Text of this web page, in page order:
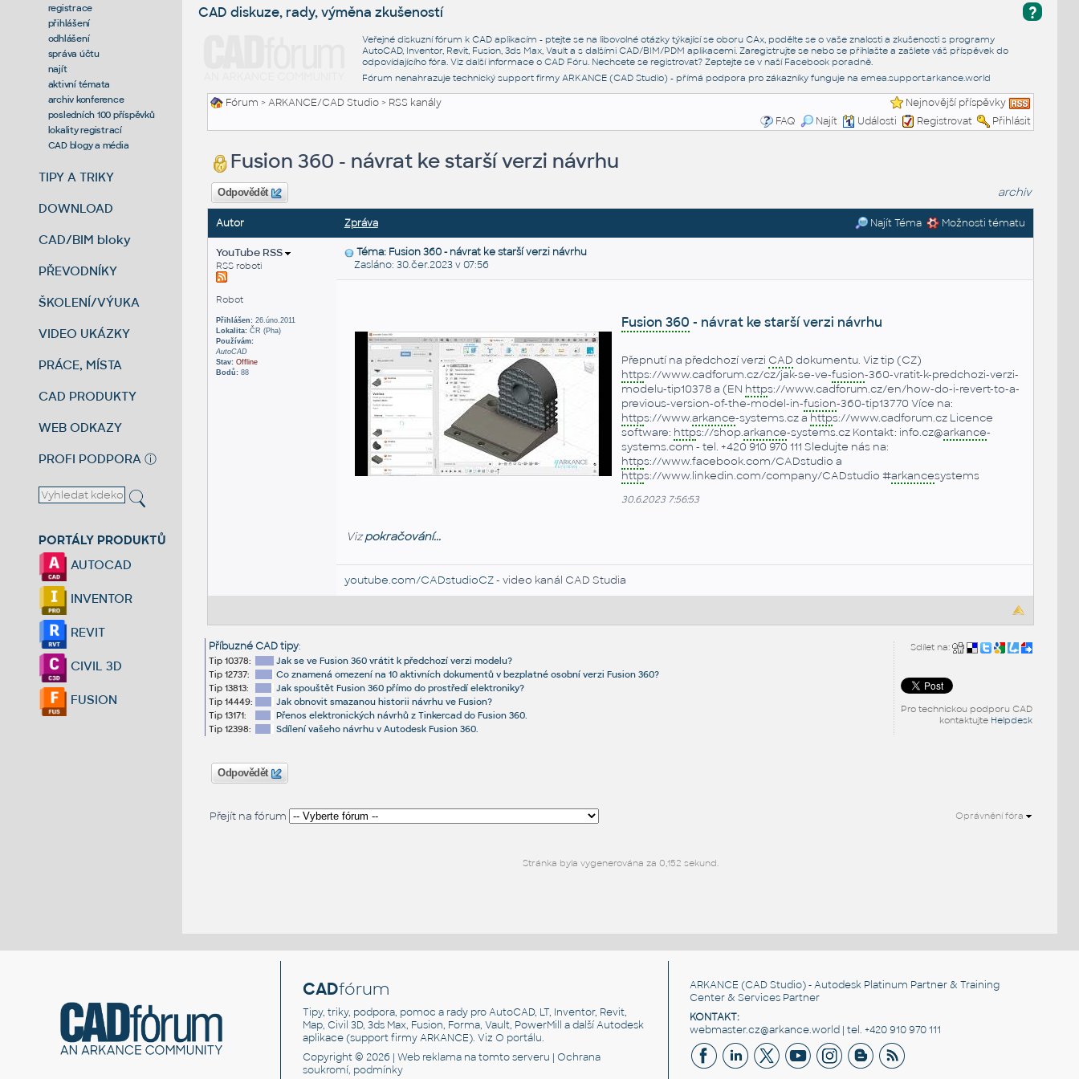
registrace
přihlášení
odhlášení
správa účtu
najít
aktivní témata
archiv konference
posledních 100 příspěvků
lokality registrací
CAD blogy a média
TIPY A TRIKY
DOWNLOAD
CAD/BIM bloky
PŘEVODNÍKY
ŠKOLENÍ/VÝUKA
VIDEO UKÁZKY
PRÁCE, MÍSTA
CAD PRODUKTY
WEB ODKAZY
PROFI PODPORA ⓘ
PORTÁLY PRODUKTŮ
AUTOCAD
INVENTOR
REVIT
CIVIL 3D
FUSION
?
CAD diskuze, rady, výměna zkušeností
Veřejné diskuzní fórum k CAD aplikacím - ptejte se na libovolné otázky týkající se oboru CAx, podělte se o vaše znalosti a zkušenosti s programy
AutoCAD, Inventor, Revit, Fusion, 3ds Max, Vault a s dalšími CAD/BIM/PDM aplikacemi. Zaregistrujte se nebo se přihlašte a zašlete váš příspěvek do
odpovídajícího fóra. Viz další informace o CAD Fóru. Nechcete se registrovat? Zeptejte se v naší Facebook poradně.
Fórum nenahrazuje technický support firmy ARKANCE (CAD Studio) - přímá podpora pro zákazníky funguje na emea.support.arkance.world
Fórum >ARKANCE/CAD Studio> RSS kanály
Nejnovější příspěvky
FAQ
Najít Události Registrovat Přihlásit
Fusion 360 - návrat ke starší verzi návrhu
Odpovědět archiv
Autor Zpráva Najít Téma Možnosti tématu
YouTube RSS
RSS roboti
Robot
Přihlášen:26.úno.2011
Lokalita:ČR (Pha)
Používám:
AutoCAD
Stav: Offline
Bodů:88
Téma: Fusion 360 - návrat ke starší verzi návrhu
Zasláno: 30.čer.2023 v 07:56
Fusion 360 - návrat ke starší verzi návrhu
Přepnutí na předchozí verzi CAD dokumentu. Viz tip (CZ)
https://www.cadforum.cz/cz/jak-se-ve-fusion-360-vratit-k-predchozi-verzi-
modelu-tip10378 a (EN https://www.cadforum.cz/en/how-do-i-revert-to-a-
previous-version-of-the-model-in-fusion-360-tip13770 Více na:
https://www.arkance-systems.cz a https://www.cadforum.cz Licence
software: https://shop.arkance-systems.cz Kontakt: info.cz@arkance-
systems.com - tel. +420 910 970 111 Sledujte nás na:
https://www.facebook.com/CADstudio a
https://www.linkedin.com/company/CADstudio #arkancesystems
30.6.2023 7:56:53
Vizpokračování...
youtube.com/CADstudioCZ- video kanál CAD Studia
Sdílet na:
Pro technickou podporu CAD
kontaktujte Helpdesk
Příbuzné CAD tipy:
Tip 10378:
Jak se ve Fusion 360 vrátit k předchozí verzi modelu?
Tip 12737:
Co znamená omezení na 10 aktivních dokumentů v bezplatné osobní verzi Fusion 360?
Tip 13813:
Jak spouštět Fusion 360 přímo do prostředí elektroniky?
Tip 14449:
Jak obnovit smazanou historii návrhu ve Fusion?
Tip 13171:
Přenos elektronických návrhů z Tinkercad do Fusion 360.
Tip 12398:
Sdílení vašeho návrhu v Autodesk Fusion 360.
Odpovědět
Přejít na fórum Oprávnění fóra
Stránka byla vygenerována za 0,152 sekund.
CADfórum
Tipy, triky, podpora, pomoc a rady pro AutoCAD, LT, Inventor, Revit,
Map, Civil 3D, 3ds Max, Fusion, Forma, Vault, PowerMill a další Autodesk
aplikace (support firmy ARKANCE). VizO portálu.
Copyright © 2026 |Web reklama na tomto serveru |Ochrana
soukromí, podmínky
ARKANCE (CAD Studio) - Autodesk Platinum Partner & Training
Center & Services Partner
KONTAKT:
webmaster.cz@arkance.world | tel. +420 910 970 111